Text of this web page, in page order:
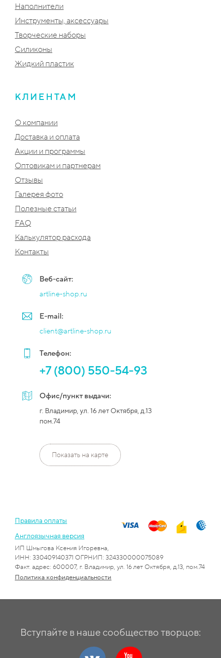
Наполнители
Инструменты, аксессуары
Творческие наборы
Силиконы
Жидкий пластик
КЛИЕНТАМ
О компании
Доставка и оплата
Акции и программы
Оптовикам и партнерам
Отзывы
Галерея фото
Полезные статьи
FAQ
Калькулятор расхода
Контакты
Веб-сайт:
artline-shop.ru
E-mail:
client@artline-shop.ru
Телефон:
+7 (800) 550-54-93
Офис/пункт выдачи:
г. Владимир, ул. 16 лет Октября, д.13
пом.74
Показать на карте
Правила оплаты
Англоязычная версия
ИП Шмыгова Ксения Игоревна,
ИНН: 330409140371 ОГРНИП: 324330000075089
Факт. адрес: 600007, г. Владимир, ул. 16 лет Октября, д.13, пом.74
Политика конфиденциальности
Вступайте в наше сообщество творцов: